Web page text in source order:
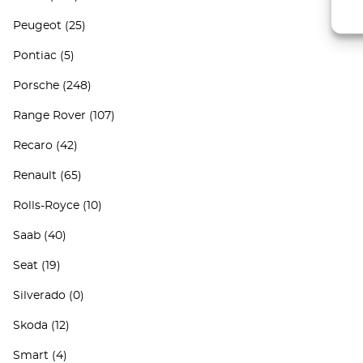
Peugeot (25)
Pontiac (5)
Porsche (248)
Range Rover (107)
Recaro (42)
Renault (65)
Rolls-Royce (10)
Saab (40)
Seat (19)
Silverado (0)
Skoda (12)
Smart (4)